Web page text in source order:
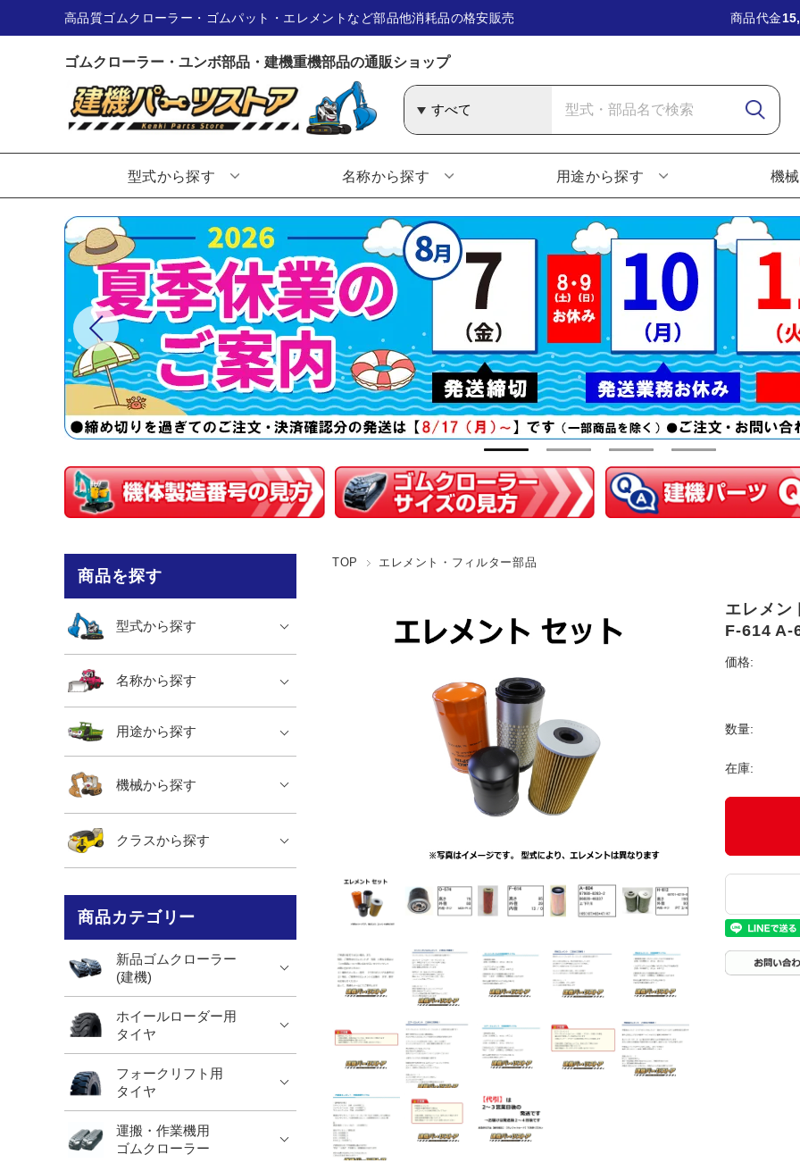
高品質ゴムクローラー・ゴムパット・エレメントなど部品他消耗品の格安販売 商品代金
ゴムクローラー・ユンボ部品・建機重機部品の通販ショップ
型式から探す 名称から探す 用途から探す 機
TOP エレメント・フィルター部品
エレメン
F-614 A-
価格:
数量:
在庫:
商品を探す
型式から探す
名称から探す
用途から探す
機械から探す
クラスから探す
商品カテゴリー
新品ゴムクローラー
(建機)
ホイールローダー用
タイヤ
フォークリフト用
タイヤ
運搬・作業機用
ゴムクローラー